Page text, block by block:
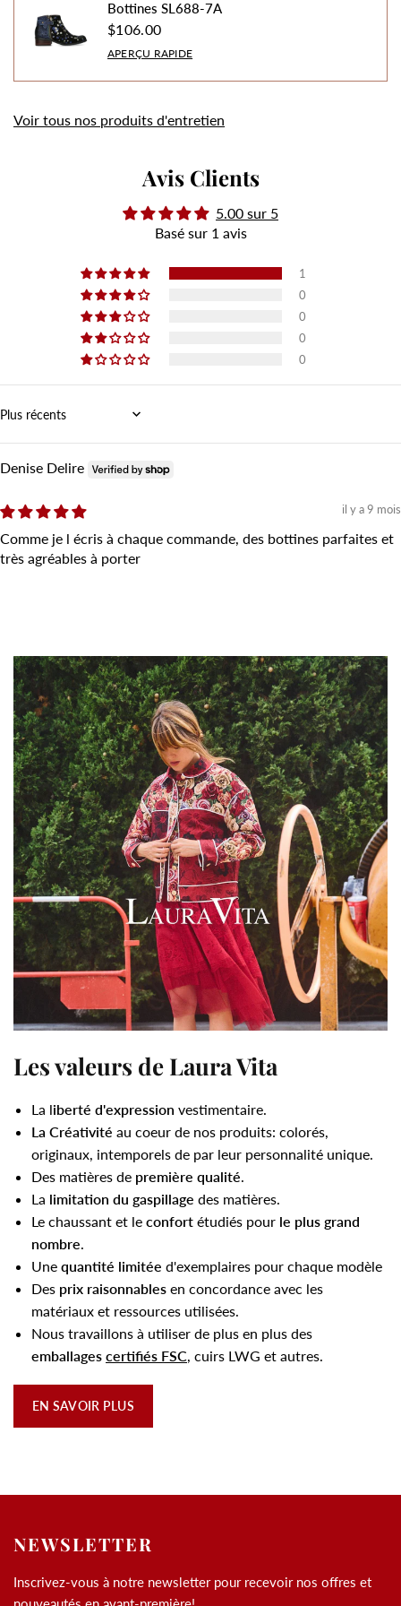
Bottines SL688-7A
$106.00
APERÇU RAPIDE
Voir tous nos produits d'entretien
Avis Clients
5.00 sur 5
Basé sur 1 avis
1
0
0
0
0
Sort by
Denise Delire
il y a 9 mois
Comme je l écris à chaque commande, des bottines parfaites et
très agréables à porter
Les valeurs de Laura Vita
La liberté d'expression vestimentaire.
La Créativité au coeur de nos produits: colorés,
originaux, intemporels de par leur personnalité unique.
Des matières de première qualité.
La limitation du gaspillage des matières.
Le chaussant et le confort étudiés pour le plus grand
nombre.
Une quantité limitée d'exemplaires pour chaque modèle
Des prix raisonnables en concordance avec les
matériaux et ressources utilisées.
Nous travaillons à utiliser de plus en plus des
emballages certifiés FSC, cuirs LWG et autres.
EN SAVOIR PLUS
NEWSLETTER
Inscrivez-vous à notre newsletter pour recevoir nos offres et